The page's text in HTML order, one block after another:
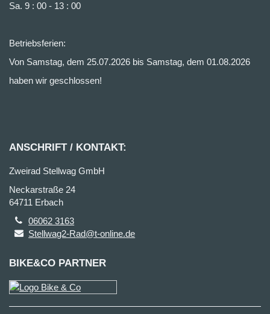
Sa. 9 : 00 - 13 : 00
Betriebsferien:
Von Samstag, dem 25.07.2026 bis Samstag, dem 01.08.2026
haben wir geschlossen!
ANSCHRIFT / KONTAKT:
Zweirad Stellwag GmbH
Neckarstraße 24
64711 Erbach
06062 3163
Stellwag2-Rad@t-online.de
BIKE&CO PARTNER